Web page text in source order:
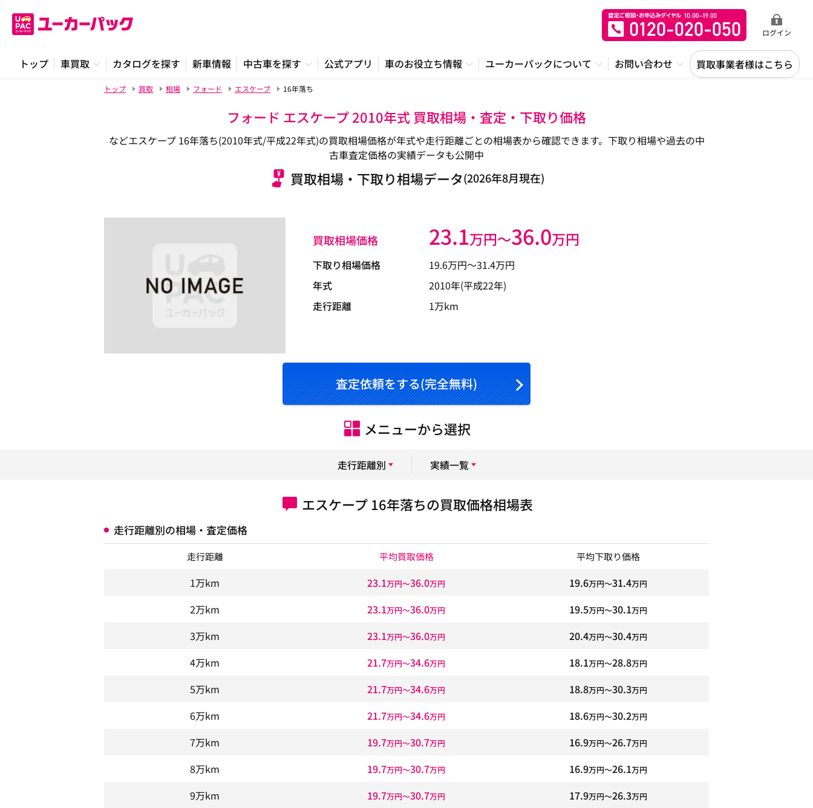
ログイン
トップ 車買取 カタログを探す 新車情報 中古車を探す 公式アプリ 車のお役立ち情報 ユーカーパックについて お問い合わせ 買取事業者様はこちら
トップ 買取 相場 フォード エスケープ 16年落ち
フォード エスケープ 2010年式 買取相場・査定・下取り価格
などエスケープ 16年落ち(2010年式/平成22年式)の買取相場価格が年式や走行距離ごとの相場表から確認できます。下取り相場や過去の中
古車査定価格の実績データも公開中
買取相場・下取り相場データ(2026年8月現在)
買取相場価格 23.1万円〜36.0万円
下取り相場価格 19.6万円〜31.4万円
年式
2010年(平成22年)
走行距離
1万km
査定依頼をする(完全無料)
メニューから選択
走行距離別 実績一覧
エスケープ 16年落ちの買取価格相場表
走行距離別の相場・査定価格
走行距離 平均買取価格 平均下取り価格
1万km 23.1万円〜36.0万円 19.6万円〜31.4万円
2万km 23.1万円〜36.0万円 19.5万円〜30.1万円
3万km 23.1万円〜36.0万円 20.4万円〜30.4万円
4万km 21.7万円〜34.6万円 18.1万円〜28.8万円
5万km 21.7万円〜34.6万円 18.8万円〜30.3万円
6万km 21.7万円〜34.6万円 18.6万円〜30.2万円
7万km 19.7万円〜30.7万円 16.9万円〜26.7万円
8万km 19.7万円〜30.7万円 16.9万円〜26.1万円
9万km 19.7万円〜30.7万円 17.9万円〜26.3万円